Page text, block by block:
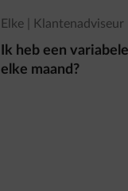
Elke | Klantenadviseur
Ik heb een
elke maand?